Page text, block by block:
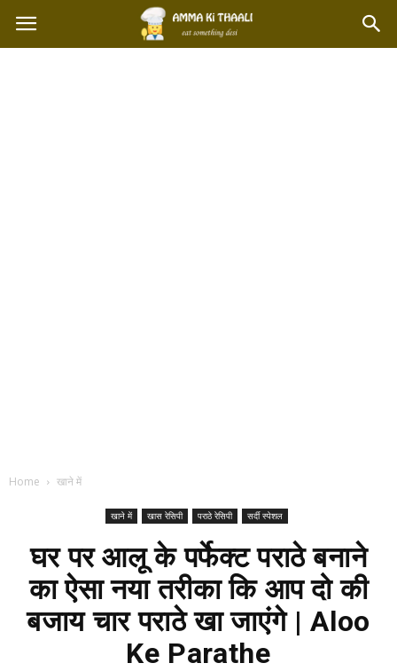
Home खाने में
खाने में खास रेसिपी पराठे रेसिपी सर्दी स्पेशल
घर पर आलू के पर्फेक्ट पराठे बनाने
का ऐसा नया तरीका कि आप दो की
बजाय चार पराठे खा जाएंगे | Aloo
Ke Parathe